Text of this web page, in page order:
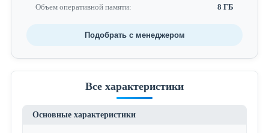
Объем оперативной памяти: 8 ГБ
Подобрать с менеджером
Все характеристики
Основные характеристики